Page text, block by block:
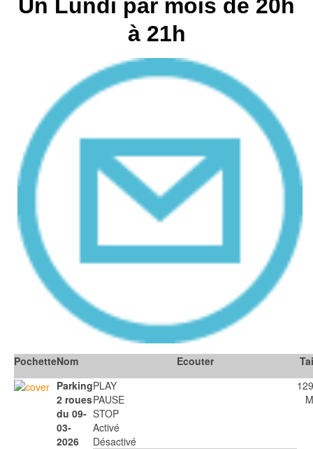
Un Lundi par mois de 20h
à 21h
PochetteNom Ecouter
Parking
2 roues
du 09-
03-
2026
PLAY
PAUSE
STOP
Activé
Désactivé